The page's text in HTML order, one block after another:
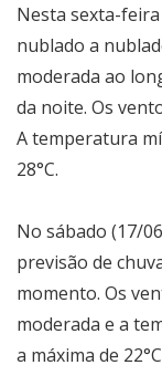
Nesta sexta-
nublado a
moderada ao
da noite. Os
A temperatura
28°C.
No sábado (17/
previsão de
momento. Os
moderada e a
a máxima de